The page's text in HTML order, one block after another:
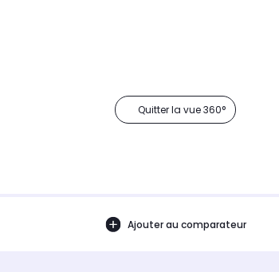
Quitter la vue 360°
Ajouter au comparateur